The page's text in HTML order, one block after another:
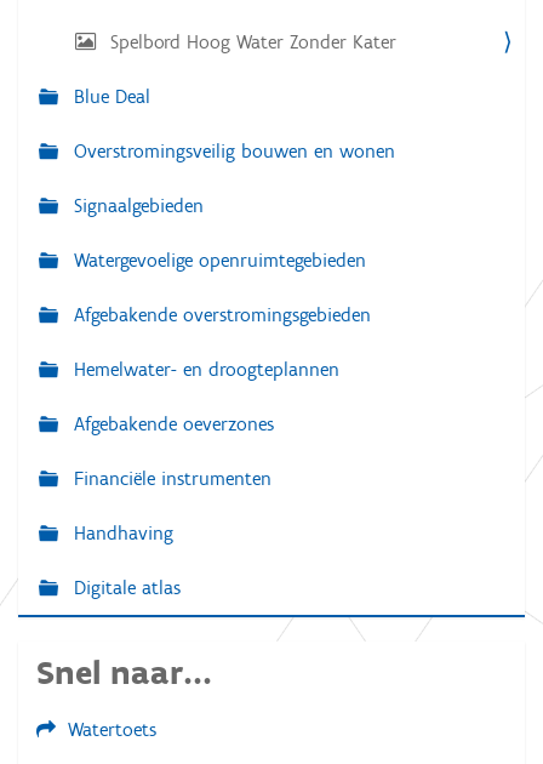
g
a
e
n
e
b
l
i
.
.
Spelbord Hoog Water Zonder Kater
Blue Deal
Overstromingsveilig bouwen en wonen
Signaalgebieden
Watergevoelige openruimtegebieden
Afgebakende overstromingsgebieden
Hemelwater- en droogteplannen
Afgebakende oeverzones
Financiële instrumenten
Handhaving
Digitale atlas
Snel naar...
Watertoets